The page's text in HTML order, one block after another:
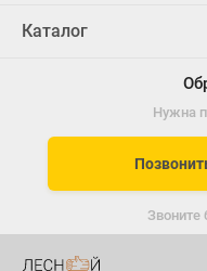
Каталог
Нужна